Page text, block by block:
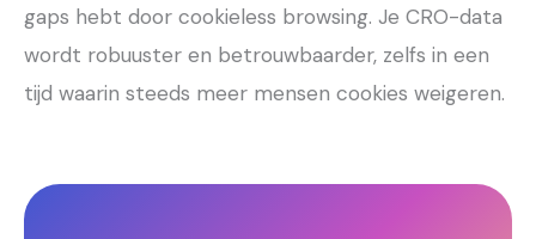
gaps hebt door cookieless browsing. Je CRO-data
wordt robuuster en betrouwbaarder, zelfs in een
tijd waarin steeds meer mensen cookies weigeren.